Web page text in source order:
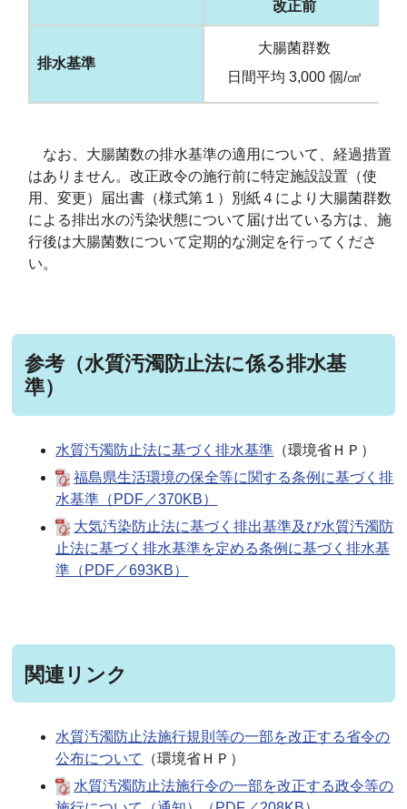
改正前
排水基準
大腸菌群数
日間平均 3,000 個/㎤
なお、大腸菌数の排水基準の適用について、経過措置
はありません。改正政令の施行前に特定施設設置（使
用、変更）届出書（様式第１）別紙４により大腸菌群数
による排出水の汚染状態について届け出ている方は、施
行後は大腸菌数について定期的な測定を行ってくださ
い。
参考（水質汚濁防止法に係る排水基
準）
水質汚濁防止法に基づく排水基準 （環境省ＨＰ）
福島県生活環境の保全等に関する条例に基づく排
水基準（PDF／370KB）
大気汚染防止法に基づく排出基準及び水質汚濁防
止法に基づく排水基準を定める条例に基づく排水基
準（PDF／693KB）
関連リンク
水質汚濁防止法施行規則等の一部を改正する省令の
公布について
（環境省ＨＰ）
水質汚濁防止法施行令の一部を改正する政令等の